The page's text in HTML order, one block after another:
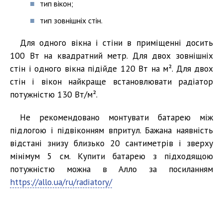
тип вікон;
тип зовнішніх стін.
Для одного вікна і стіни в приміщенні досить
100 Вт на квадратний метр. Для двох зовнішніх
стін і одного вікна підійде 120 Вт на м². Для двох
стін і вікон найкраще встановлювати радіатор
потужністю 130 Вт/м².
Не рекомендовано монтувати батарею між
підлогою і підвіконням впритул. Бажана наявність
відстані знизу близько 20 сантиметрів і зверху
мінімум 5 см. Купити батарею з підходящою
потужністю можна в Алло за посиланням
https://allo.ua/ru/radiatory/